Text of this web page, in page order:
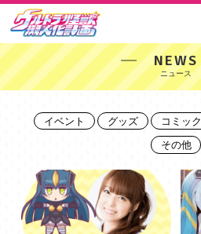
NEWS
イベント グッズ コミック
その他